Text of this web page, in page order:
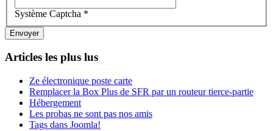
Système Captcha *
Envoyer
Articles les plus lus
Ze électronique poste carte
Remplacer la Box Plus de SFR par un routeur tierce-partie
Hébergement
Les probas ne sont pas nos amis
Tags dans Joomla!